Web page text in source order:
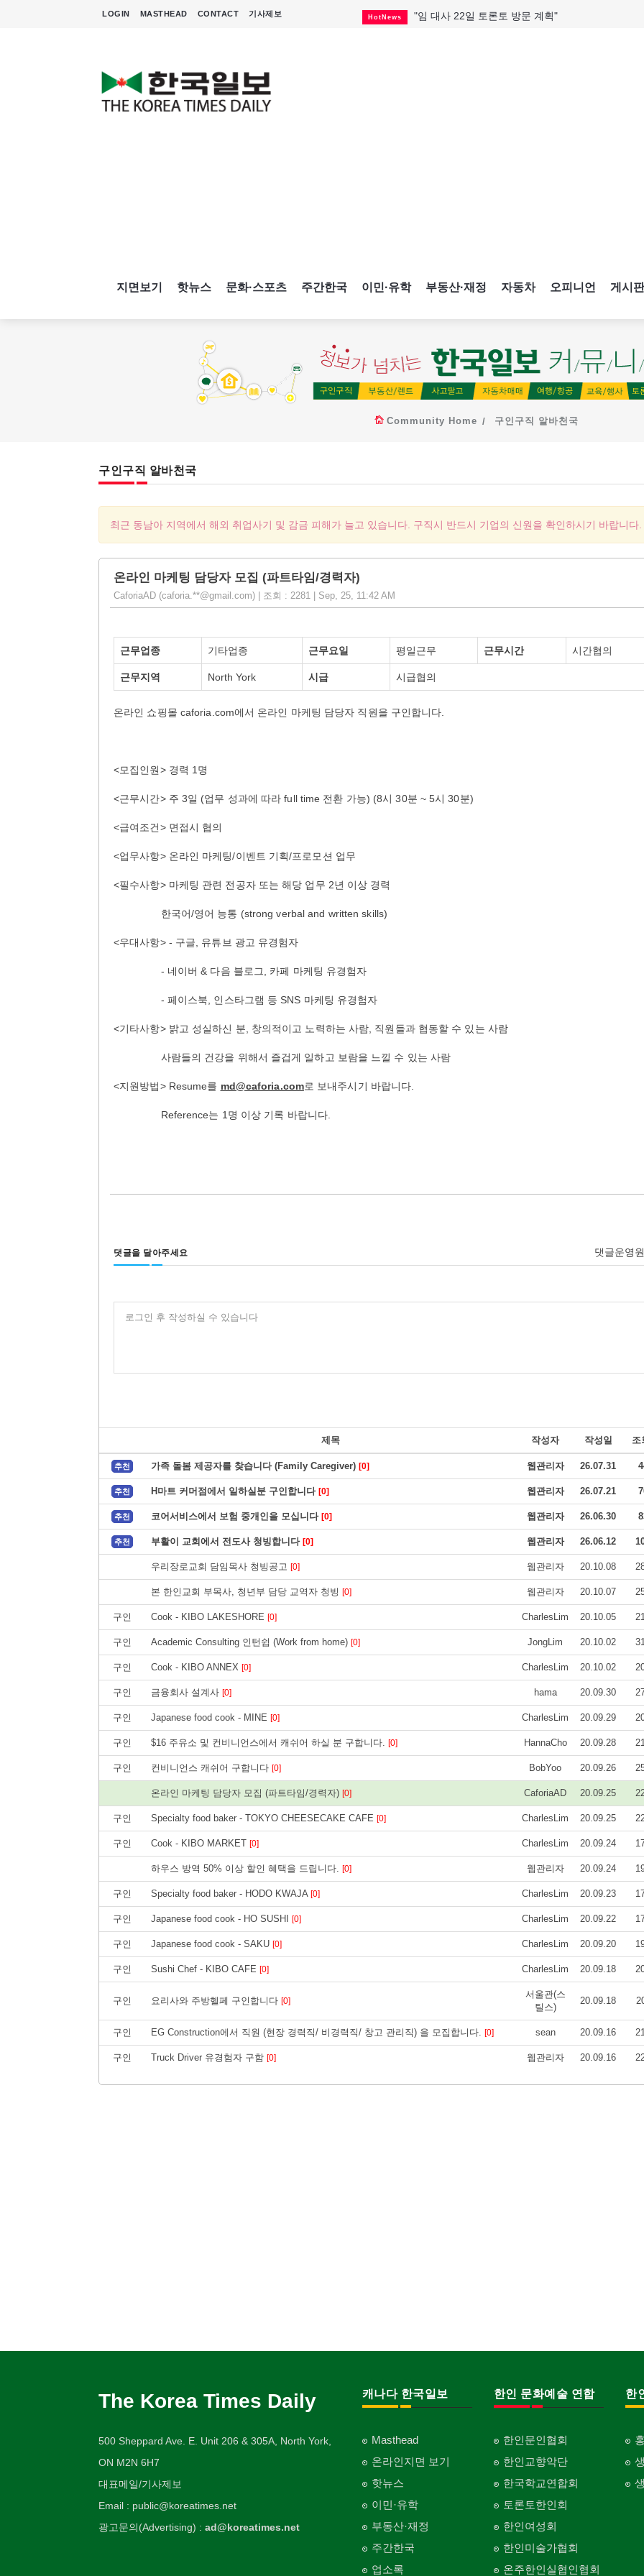
LOGIN MASTHEAD CONTACT 기사제보 HotNews "임 대사 22일 토론토 방문 계획"
지면보기 핫뉴스 문화·스포츠 주간한국 이민·유학 부동산·재정 자동차 오피니언 게시판
Community Home 구인구직 알바천국
구인구직 알바천국
최근 동남아 지역에서 해외 취업사기 및 감금 피해가 늘고 있습니다. 구직시 반드시 기업의 신원을 확인하시기 바랍니다.
온라인 마케팅 담당자 모집 (파트타임/경력자)
CaforiaAD (caforia.**@gmail.com) | 조회 : 2281 | Sep, 25, 11:42 AM
근무업종 기타업종 근무요일 평일근무 근무시간 시간협의
근무지역 North York 시급 시급협의
온라인 쇼핑몰 caforia.com에서 온라인 마케팅 담당자 직원을 구인합니다.
<모집인원> 경력 1명
<근무시간> 주 3일 (업무 성과에 따라 full time 전환 가능) (8시 30분 ~ 5시 30분)
<급여조건> 면접시 협의
<업무사항> 온라인 마케팅/이벤트 기획/프로모션 업무
<필수사항> 마케팅 관련 전공자 또는 해당 업무 2년 이상 경력
한국어/영어 능통 (strong verbal and written skills)
<우대사항> - 구글, 유튜브 광고 유경험자
- 네이버 & 다음 블로그, 카페 마케팅 유경험자
- 페이스북, 인스타그램 등 SNS 마케팅 유경험자
<기타사항> 밝고 성실하신 분, 창의적이고 노력하는 사람, 직원들과 협동할 수 있는 사람
사람들의 건강을 위해서 즐겁게 일하고 보람을 느낄 수 있는 사람
<지원방법> Resume를 md@caforia.com로 보내주시기 바랍니다.
Reference는 1명 이상 기록 바랍니다.
댓글을 달아주세요 댓글운영
로그인 후 작성하실 수 있습니다
제목 작성자 작성일 조
추천 가족 돌봄 제공자를 찾습니다 (Family Caregiver) [0] 웹관리자 26.07.31
추천 H마트 커머점에서 일하실분 구인합니다 [0] 웹관리자 26.07.21
추천 코어서비스에서 보험 중개인을 모십니다 [0] 웹관리자 26.06.30
추천 부활이 교회에서 전도사 청빙합니다 [0] 웹관리자 26.06.12
우리장로교회 담임목사 청빙공고 [0] 웹관리자 20.10.08
본 한인교회 부목사, 청년부 담당 교역자 청빙 [0] 웹관리자 20.10.07
구인 Cook - KIBO LAKESHORE [0] CharlesLim 20.10.05
구인 Academic Consulting 인턴쉽 (Work from home) [0] JongLim 20.10.02
구인 Cook - KIBO ANNEX [0] CharlesLim 20.10.02
구인 금융회사 설계사 [0] hama 20.09.30
구인 Japanese food cook - MINE [0] CharlesLim 20.09.29
구인 $16 주유소 및 컨비니언스에서 캐쉬어 하실 분 구합니다. [0] HannaCho 20.09.28
구인 컨비니언스 캐쉬어 구합니다 [0] BobYoo 20.09.26
온라인 마케팅 담당자 모집 (파트타임/경력자) [0] CaforiaAD 20.09.25
구인 Specialty food baker - TOKYO CHEESECAKE CAFE [0] CharlesLim 20.09.25
구인 Cook - KIBO MARKET [0] CharlesLim 20.09.24
하우스 방역 50% 이상 할인 혜택을 드립니다. [0] 웹관리자 20.09.24
구인 Specialty food baker - HODO KWAJA [0] CharlesLim 20.09.23
구인 Japanese food cook - HO SUSHI [0] CharlesLim 20.09.22
구인 Japanese food cook - SAKU [0] CharlesLim 20.09.20
구인 Sushi Chef - KIBO CAFE [0] CharlesLim 20.09.18
구인 요리사와 주방헬페 구인합니다 [0]
서울관(스
틸스)
20.09.18
구인 EG Construction에서 직원 (현장 경력직/ 비경력직/ 창고 관리직) 을 모집합니다. [0] sean 20.09.16
구인 Truck Driver 유경험자 구함 [0] 웹관리자 20.09.16
The Korea Times Daily
500 Sheppard Ave. E. Unit 206 & 305A, North York,
ON M2N 6H7
대표메일/기사제보
Email : public@koreatimes.net
광고문의(Advertising) : ad@koreatimes.net
캐나다 한국일보
Masthead
온라인지면 보기
핫뉴스
이민·유학
부동산·재정
주간한국
업소록
한인 문화예술 연합
한인문인협회
한인교향악단
한국학교연합회
토론토한인회
한인여성회
한인미술가협회
온주한인실협인협회
한